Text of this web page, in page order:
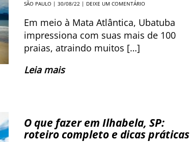
SÃO PAULO | 30/08/22 | DEIXE UM COMENTÁRIO
Em meio à Mata Atlântica, Ubatuba
impressiona com suas mais de 100
praias, atraindo muitos […]
Leia mais
O que fazer em Ilhabela, SP:
roteiro completo e dicas práticas